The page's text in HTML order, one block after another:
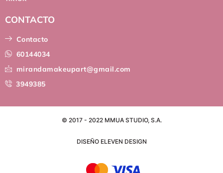
CONTACTO
Contacto
60144034
mirandamakeupart@gmail.com
3949385
© 2017 - 2022 MMUA STUDIO, S.A.
DISEÑO ELEVEN DESIGN